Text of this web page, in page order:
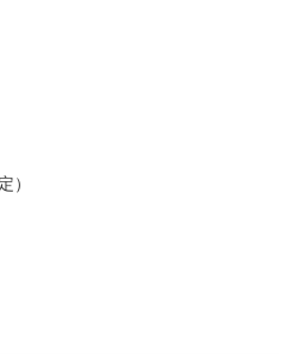
）